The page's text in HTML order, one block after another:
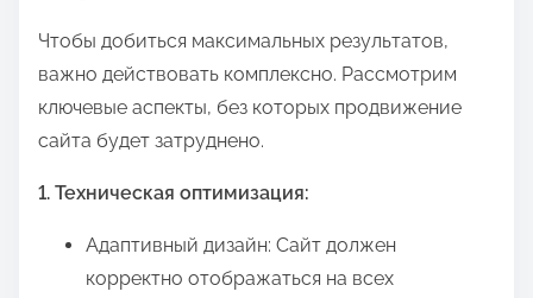
Чтобы добиться максимальных результатов,
важно действовать комплексно. Рассмотрим
ключевые аспекты, без которых продвижение
сайта будет затруднено.
1. Техническая оптимизация:
Адаптивный дизайн: Сайт должен
корректно отображаться на всех